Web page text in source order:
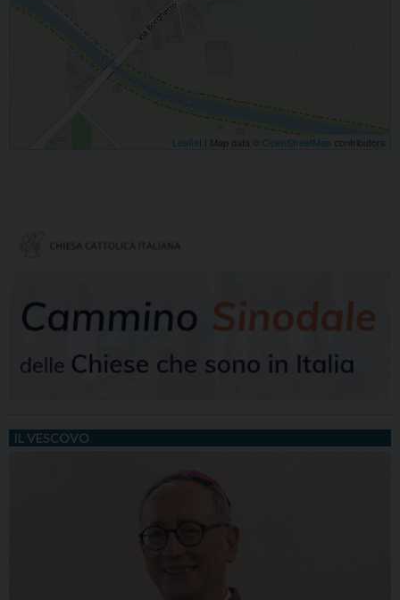
Leaflet | Map data © OpenStreetMap contributors
IL VESCOVO